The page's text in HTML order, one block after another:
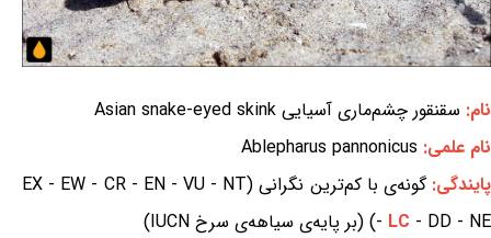
نام: سقنقور چشم‌ماری آسیایی Asian snake-eyed skink
نام علمی: Ablepharus pannonicus
پایندگی:
گونه‌ی با کم‌ترین نگرانی (EX - EW - CR - EN - VU - NT
- LC - DD - NE) (بر پایه‌ی سیاهه‌ی سرخ IUCN)